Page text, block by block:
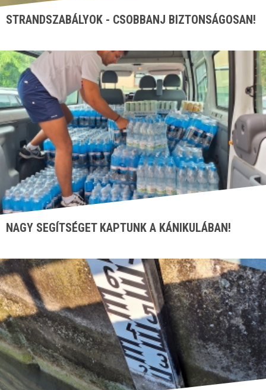
STRANDSZABÁLYOK - CSOBBANJ BIZTONSÁGOSAN!
NAGY SEGÍTSÉGET KAPTUNK A KÁNIKULÁBAN!